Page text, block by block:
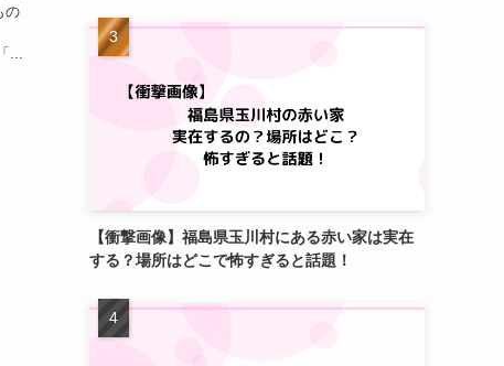
の
...
【衝撃画像】福島県玉川村にある赤い家は実在
する？場所はどこで怖すぎると話題！